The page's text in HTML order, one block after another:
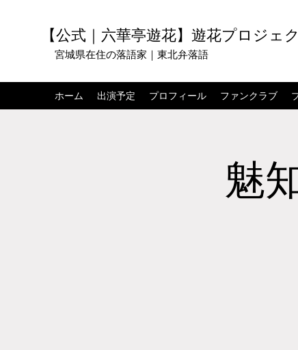
【公式｜六華亭遊花】遊花プロジェ
宮城県在住の落語家｜東北弁落語
ホーム 出演予定 プロフィール ファンクラブ
魅